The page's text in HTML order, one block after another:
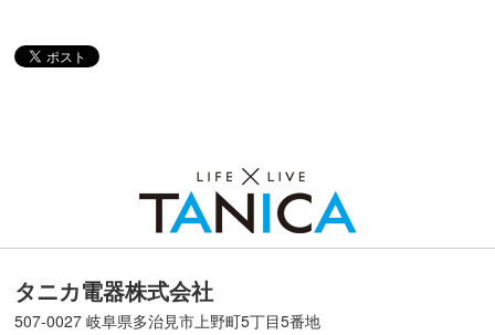
タニカ電器株式会社
507-0027 岐阜県多治見市上野町5丁目5番地